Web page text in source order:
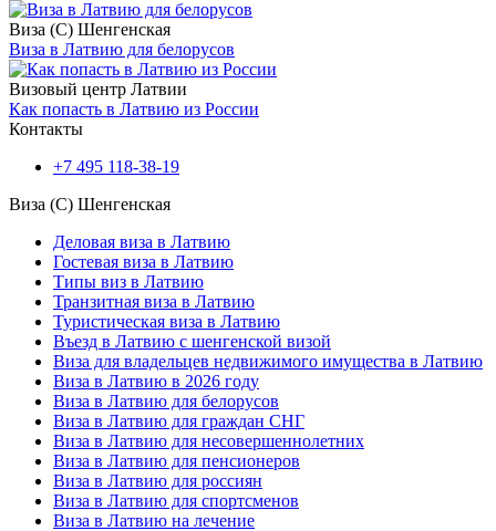
Виза (C) Шенгенская
Виза в Латвию для белорусов
Визовый центр Латвии
Как попасть в Латвию из России
Контакты
+7 495 118-38-19
Виза (C) Шенгенская
Деловая виза в Латвию
Гостевая виза в Латвию
Типы виз в Латвию
Транзитная виза в Латвию
Туристическая виза в Латвию
Въезд в Латвию с шенгенской визой
Виза для владельцев недвижимого имущества в Латвию
Виза в Латвию в 2026 году
Виза в Латвию для белорусов
Виза в Латвию для граждан СНГ
Виза в Латвию для несовершеннолетних
Виза в Латвию для пенсионеров
Виза в Латвию для россиян
Виза в Латвию для спортсменов
Виза в Латвию на лечение